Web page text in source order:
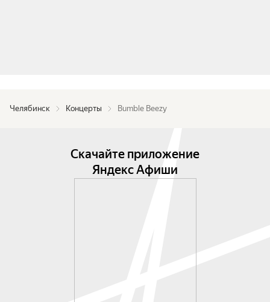
Челябинск Концерты Bumble Beezy
Скачайте приложение
Яндекс Афиши